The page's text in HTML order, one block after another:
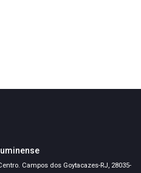
Campos dos Goytacazes-RJ, 28035-